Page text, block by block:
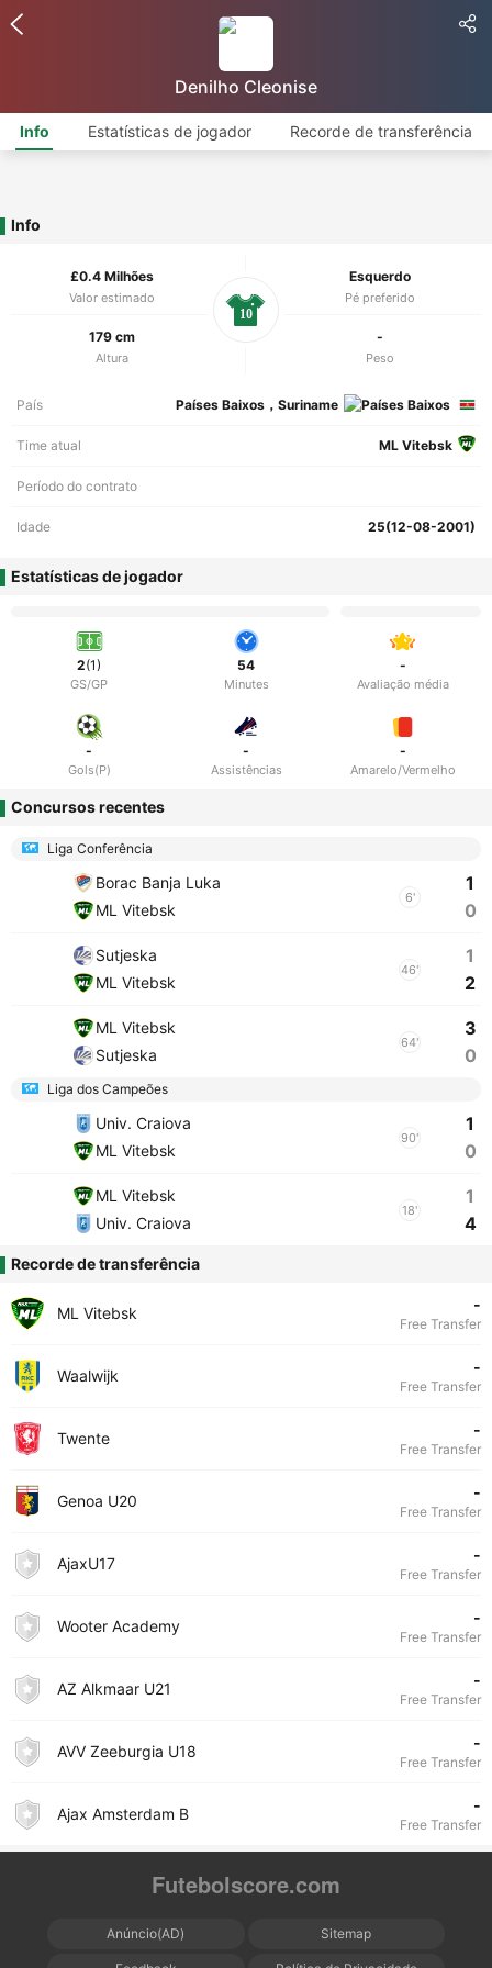
Denilho Cleonise
Info Estatísticas de jogador Recorde de transferência
Info
£0.4 Milhões
Valor estimado
Esquerdo
Pé preferido
179 cm
Altura
-
Peso
10
País Países Baixos，Suriname
Time atual ML Vitebsk
Período do contrato
Idade 25(12-08-2001)
Estatísticas de jogador
2(1)
GS/GP
54
Minutes
-
Avaliação média
-
Gols(P)
-
Assistências
-
Amarelo/Vermelho
Concursos recentes
Liga Conferência
Borac Banja Luka
ML Vitebsk
6'
1
0
Sutjeska
ML Vitebsk
46'
1
2
ML Vitebsk
Sutjeska
64'
3
0
Liga dos Campeões
Univ. Craiova
ML Vitebsk
90'
1
0
ML Vitebsk
Univ. Craiova
18'
1
4
Recorde de transferência
ML Vitebsk -
Free Transfer
Waalwijk -
Free Transfer
Twente -
Free Transfer
Genoa U20 -
Free Transfer
AjaxU17 -
Free Transfer
Wooter Academy -
Free Transfer
AZ Alkmaar U21 -
Free Transfer
AVV Zeeburgia U18 -
Free Transfer
Ajax Amsterdam B -
Free Transfer
Futebolscore.com
Anúncio(AD) Sitemap